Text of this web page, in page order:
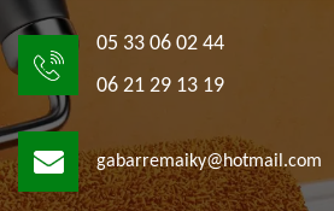
05 33 06 02 44
06 21 29 13 19
gabarremaiky@hotmail.com